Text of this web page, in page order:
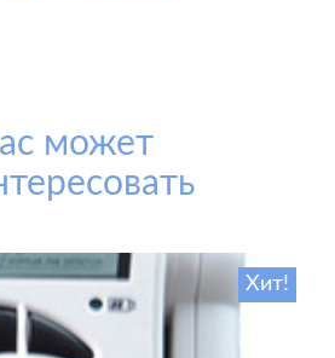
может
Хит!